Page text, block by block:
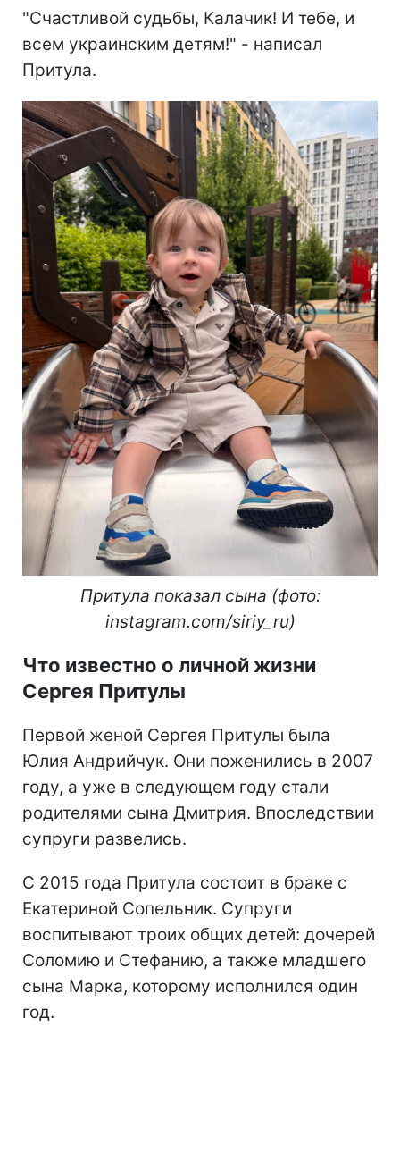
"Счастливой судьбы, Калачик! И тебе, и
всем украинским детям!" - написал
Притула.
Притула показал сына (фото:
instagram.com/siriy_ru)
Что известно о личной жизни
Сергея Притулы
Первой женой Сергея Притулы была
Юлия Андрийчук. Они поженились в 2007
году, а уже в следующем году стали
родителями сына Дмитрия. Впоследствии
супруги развелись.
С 2015 года Притула состоит в браке с
Екатериной Сопельник. Супруги
воспитывают троих общих детей: дочерей
Соломию и Стефанию, а также младшего
сына Марка, которому исполнился один
год.